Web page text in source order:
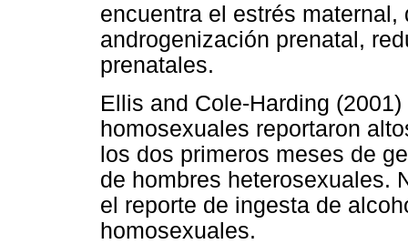
encuentra el estrés
androgenización prenatal,
prenatales.
Ellis and Cole-Harding
homosexuales reportaron
los dos primeros meses de
de hombres heterosexuales.
el reporte de ingesta de
homosexuales.